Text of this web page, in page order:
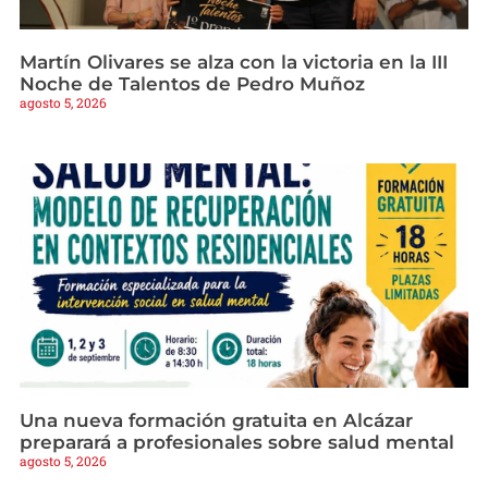
Martín Olivares se alza con la victoria en la III
Noche de Talentos de Pedro Muñoz
agosto 5, 2026
Una nueva formación gratuita en Alcázar
preparará a profesionales sobre salud mental
agosto 5, 2026